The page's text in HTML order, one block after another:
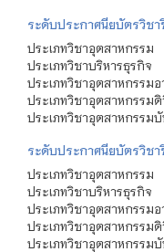
ระดับประกาศนียบัตรวิชา
ประเภทวิชาอุตสาหกรรม
ประเภทวิชาบริหารธุรกิจ
ประเภทวิชาอุตสาหกรรมอ
ประเภทวิชาอุตสาหกรรมดิ
ประเภทวิชาอุตสาหกรรมบั
ระดับประกาศนียบัตรวิชา
ประเภทวิชาอุตสาหกรรม
ประเภทวิชาบริหารธุรกิจ
ประเภทวิชาอุตสาหกรรมอ
ประเภทวิชาอุตสาหกรรมดิ
ประเภทวิชาอุตสาหกรรมบั